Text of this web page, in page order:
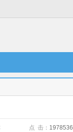
点 击： 1978536